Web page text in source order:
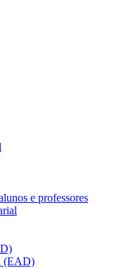
e professores
(EAD)